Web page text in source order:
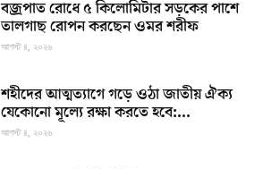
বজ্রপাত রোধে ৫ কিলোমিটার সড়কের পাশে
তালগাছ রোপন করছেন ওমর শরীফ
আগস্ট ৪, ২০২৬
শহীদের আত্মত্যাগে গড়ে ওঠা জাতীয় ঐক্য
যেকোনো মূল্যে রক্ষা করতে হবে:...
আগস্ট ৪, ২০২৬